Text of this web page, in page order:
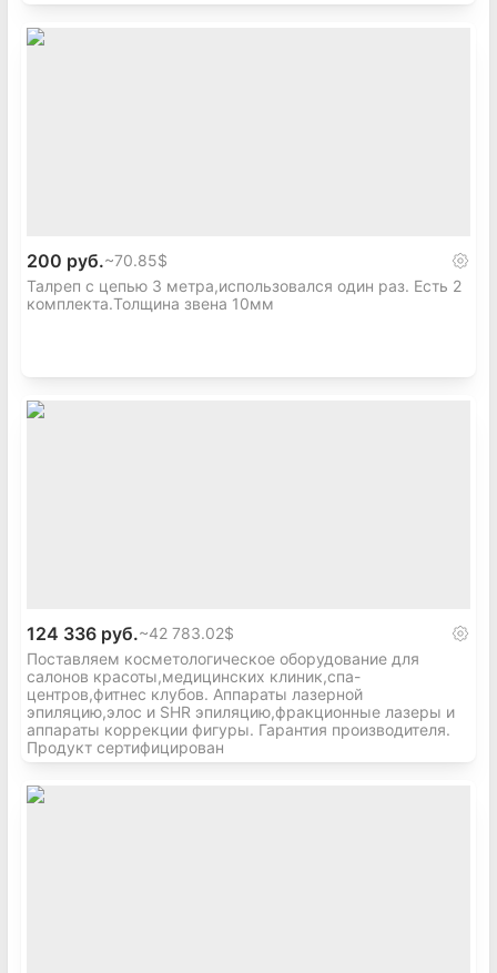
200 руб.~70.85$
Талреп с цепью 3 метра,использовался один раз. Есть 2
комплекта.Толщина звена 10мм
124 336 руб.~42 783.02$
Поставляем косметологическое оборудование для
салонов красоты,медицинских клиник,спа-
центров,фитнес клубов. Аппараты лазерной
эпиляцию,элос и SHR эпиляцию,фракционные лазеры и
аппараты коррекции фигуры. Гарантия производителя.
Продукт сертифицирован